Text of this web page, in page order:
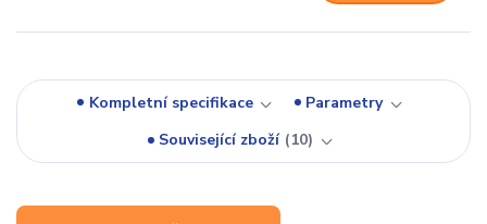
Kompletní specifikace
Parametry
Související zboží
10